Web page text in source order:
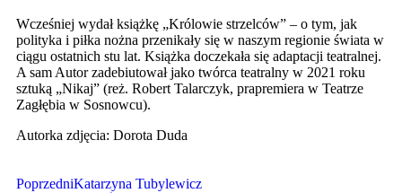
Wcześniej wydał książkę „Królowie strzelców” – o tym, jak
polityka i piłka nożna przenikały się w naszym regionie świata w
ciągu ostatnich stu lat. Książka doczekała się adaptacji teatralnej.
A sam Autor zadebiutował jako twórca teatralny w 2021 roku
sztuką „Nikaj” (reż. Robert Talarczyk, prapremiera w Teatrze
Zagłębia w Sosnowcu).
Autorka zdjęcia: Dorota Duda
PoprzedniKatarzyna Tubylewicz